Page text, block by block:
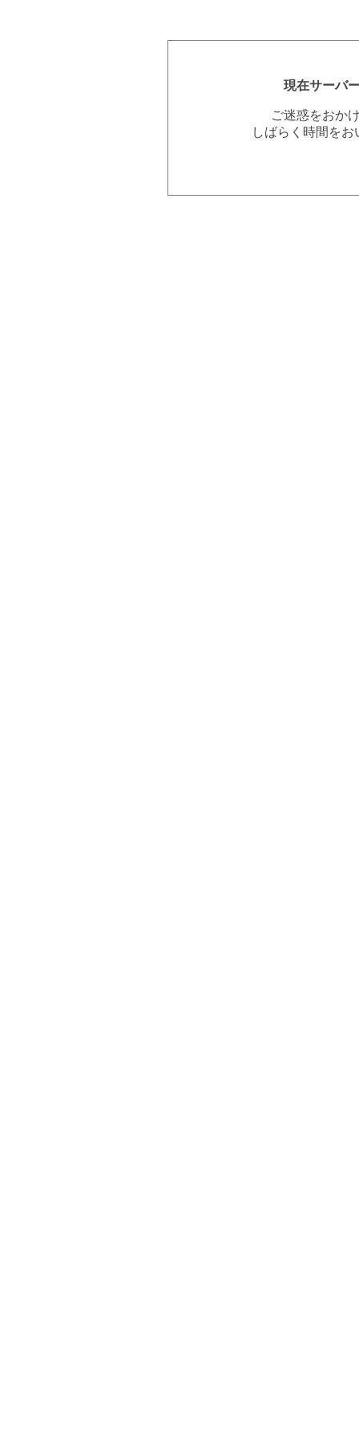
現在サーバ
ご迷惑をおか
しばらく時間を